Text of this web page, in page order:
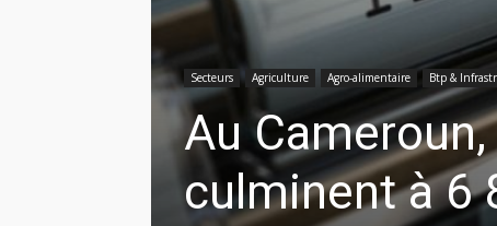
Secteurs Agriculture Agro-alimentaire Btp &
Au
culminent à 6